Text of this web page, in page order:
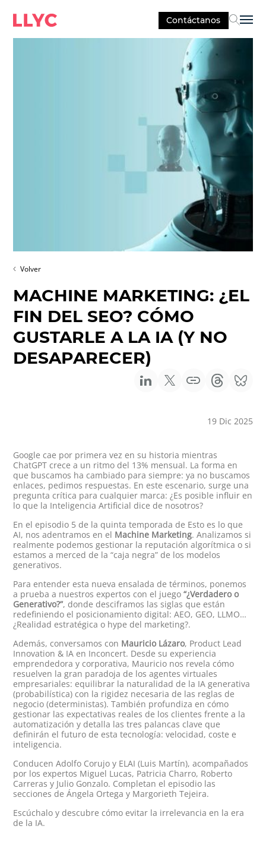
Contáctanos
Volver
MACHINE MARKETING: ¿EL
FIN DEL SEO? CÓMO
GUSTARLE A LA IA (Y NO
DESAPARECER)
19 Dic 2025
Google cae por primera vez en su historia mientras
ChatGPT crece a un ritmo del 13% mensual. La forma en
que buscamos ha cambiado para siempre: ya no buscamos
enlaces, pedimos respuestas. En este escenario, surge una
pregunta crítica para cualquier marca: ¿Es posible influir en
lo que la Inteligencia Artificial dice de nosotros?
En el episodio 5 de la quinta temporada de Esto es lo que
AI, nos adentramos en el Machine Marketing. Analizamos si
realmente podemos gestionar la reputación algorítmica o si
estamos a merced de la “caja negra” de los modelos
generativos.
Para entender esta nueva ensalada de términos, ponemos
a prueba a nuestros expertos con el juego“¿Verdadero o
Generativo?”, donde desciframos las siglas que están
redefiniendo el posicionamiento digital: AEO, GEO, LLMO…
¿Realidad estratégica o hype del marketing?.
Además, conversamos con Mauricio Lázaro, Product Lead
Innovation & IA en Inconcert. Desde su experiencia
emprendedora y corporativa, Mauricio nos revela cómo
resuelven la gran paradoja de los agentes virtuales
empresariales: equilibrar la naturalidad de la IA generativa
(probabilística) con la rigidez necesaria de las reglas de
negocio (deterministas). También profundiza en cómo
gestionar las expectativas reales de los clientes frente a la
automatización y detalla las tres palancas clave que
definirán el futuro de esta tecnología: velocidad, coste e
inteligencia.
Conducen Adolfo Corujo y ELAI (Luis Martín), acompañados
por los expertos Miguel Lucas, Patricia Charro, Roberto
Carreras y Julio Gonzalo. Completan el episodio las
secciones de Ángela Ortega y Margorieth Tejeira.
Escúchalo y descubre cómo evitar la irrelevancia en la era
de la IA.